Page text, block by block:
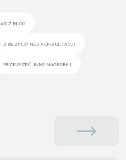
blog
bezpłatnej konsultacji
przejrzeć inne nagrobki